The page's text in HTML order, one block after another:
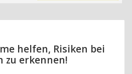
helfen, Risiken bei
zu erkennen!